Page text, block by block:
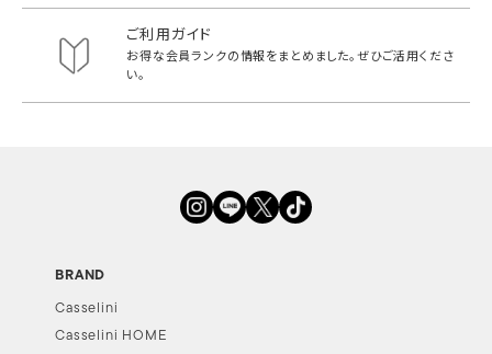
ご利用ガイド
お得な会員ランクの情報をまとめました。ぜひご活用くださ
い。
BRAND
Casselini
Casselini HOME